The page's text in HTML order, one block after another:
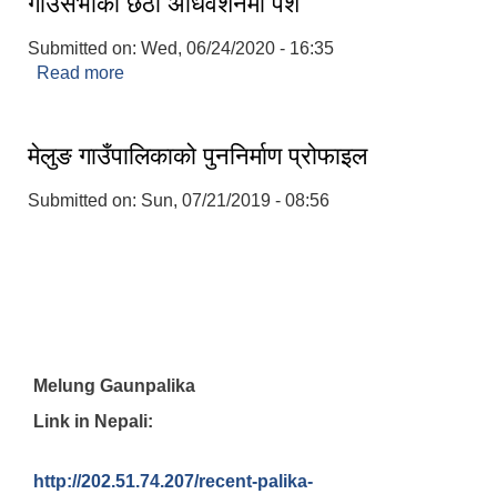
Submitted on: Wed, 06/24/2020 - 16:35
Read more
मेलुङ गाउँपालिकाको पुननिर्माण प्रोफाइल
Submitted on: Sun, 07/21/2019 - 08:56
Melung Gaunpalika
Link in Nepali:
http://202.51.74.207/recent-palika-